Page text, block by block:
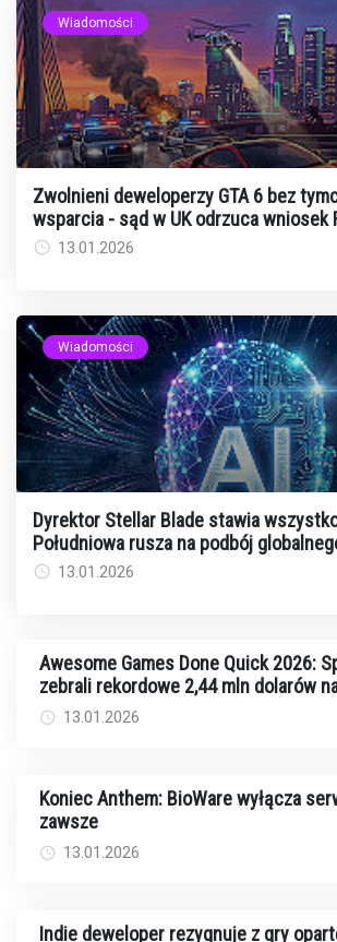
Wiadomości
Zwolnieni deweloperzy GTA 6 bez
wsparcia - sąd w UK odrzuca wniosek
13.01.2026
Wiadomości
Dyrektor Stellar Blade stawia
Południowa rusza na podbój
13.01.2026
Awesome Games Done Quick 2026:
zebrali rekordowe 2,44 mln dolarów
rakiem13.01.2026
Koniec Anthem: BioWare wyłącza
zawsze
13.01.2026
Indie deweloper rezygnuje z gry